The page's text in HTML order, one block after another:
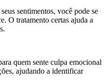
sentimentos, você pode se
O tratamento certas ajuda a
quem sente culpa emocional
ajudando a identificar